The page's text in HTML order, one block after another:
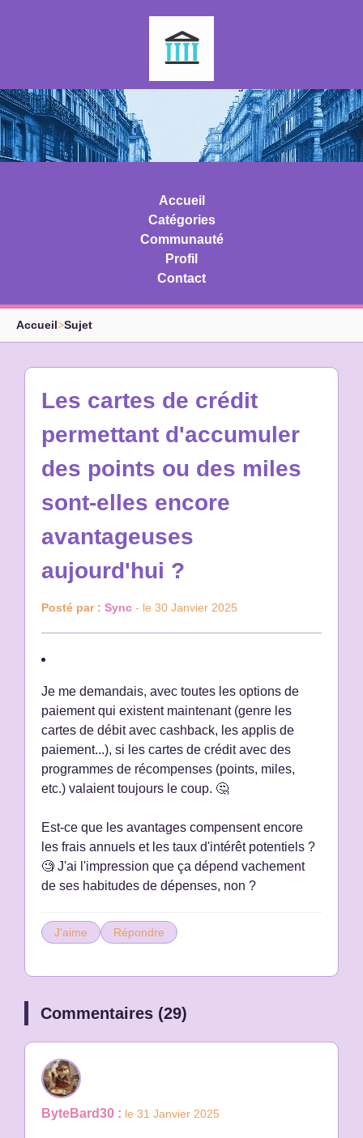
Accueil
Catégories
Communauté
Profil
Contact
Accueil>Sujet
Les cartes de crédit
permettant d'accumuler
des points ou des miles
sont-elles encore
avantageuses
aujourd'hui ?
Posté par : Sync - le 30 Janvier 2025
Je me demandais, avec toutes les options de
paiement qui existent maintenant (genre les
cartes de débit avec cashback, les applis de
paiement...), si les cartes de crédit avec des
programmes de récompenses (points, miles,
etc.) valaient toujours le coup. 🤔
Est-ce que les avantages compensent encore
les frais annuels et les taux d'intérêt potentiels ?
🧐 J'ai l'impression que ça dépend vachement
de ses habitudes de dépenses, non ?
J'aime Répondre
Commentaires (29)
ByteBard30 : le 31 Janvier 2025